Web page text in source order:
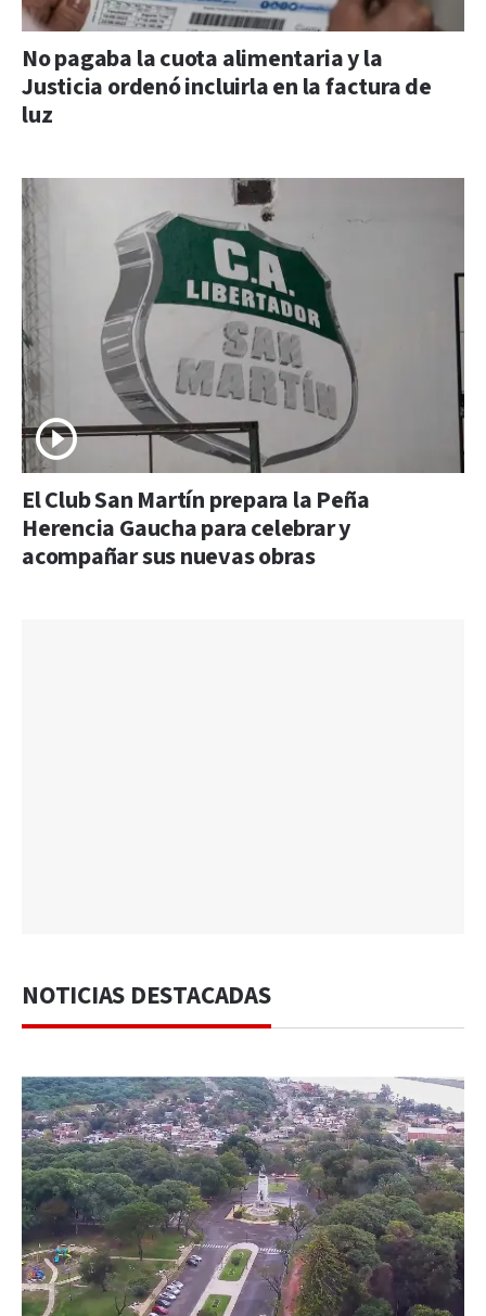
No pagaba la cuota alimentaria y la
Justicia ordenó incluirla en la factura de
luz
El Club San Martín prepara la Peña
Herencia Gaucha para celebrar y
acompañar sus nuevas obras
NOTICIAS DESTACADAS